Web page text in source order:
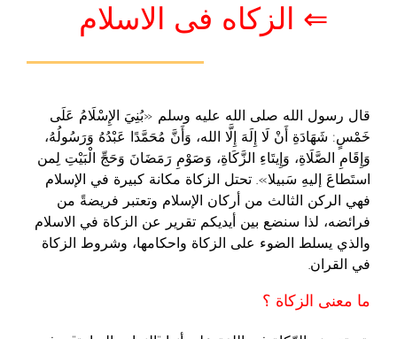
⇐ الزكاه فى الاسلام
قال رسول الله صلى الله عليه وسلم «بُنِيَ الإِسْلَامُ عَلَى
خَمْسٍ: شَهَادَةِ أَنْ لَا إِلَهَ إِلَّا الله، وَأَنَّ مُحَمَّدًا عَبْدُهُ وَرَسُولُهُ،
وَإِقَامِ الصَّلَاةِ، وَإِيتَاءِ الزَّكَاةِ، وَصَوْمِ رَمَضَانَ وَحَجِّ الْبَيْتِ لِمن
استَطاعَ إليهِ سَبيلا». تحتل الزكاة مكانة كبيرة في الإسلام
فهي الركن الثالث من أركان الإسلام وتعتبر فريضةً من
فرائضه، لذا سنضع بين أيديكم تقرير عن الزكاة في الاسلام
والذي يسلط الضوء على الزكاة واحكامها، وشروط الزكاة
في القران.
ما معنى الزكاة ؟